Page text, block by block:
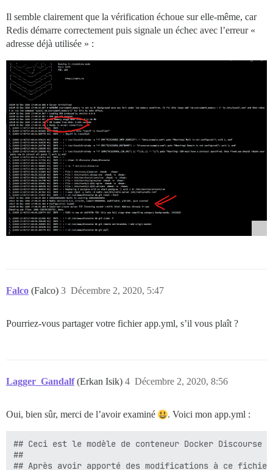
Il semble clairement que la vérification échoue sur elle-même, car
Redis démarre correctement puis signale un échec avec l’erreur «
adresse déjà utilisée » :
Falco (Falco) Décembre 2, 2020, 5:47
3
Pourriez-vous partager votre fichier app.yml, s’il vous plaît ?
Lagger_Gandalf (Erkan Isik) Décembre 2, 2020, 8:56
4
Oui, bien sûr, merci de l’avoir examiné . Voici mon app.yml :
## Ceci est le modèle de conteneur Docker Discourse
##
## Après avoir apporté des modifications à ce